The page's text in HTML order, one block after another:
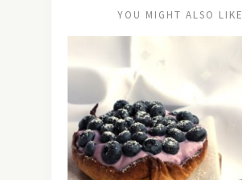
YOU MIGHT ALSO LIKE